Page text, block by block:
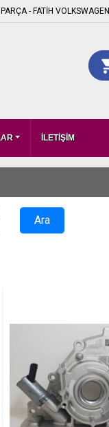
- FATİH VOLKSWAGEN
İLETİŞİM